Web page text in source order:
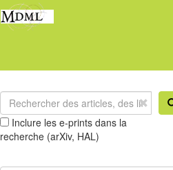
Inclure les e-prints dans la
recherche (arXiv, HAL)